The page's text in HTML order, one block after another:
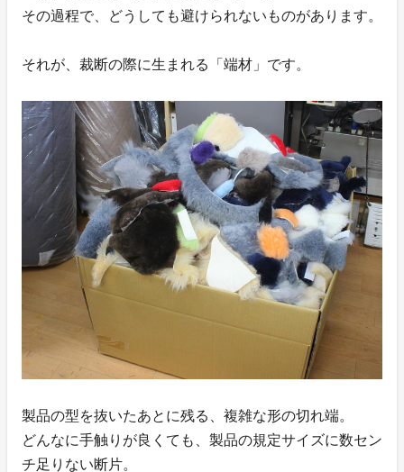
その過程で、どうしても避けられないものがあります。
それが、裁断の際に生まれる「端材」です。
製品の型を抜いたあとに残る、複雑な形の切れ端。
どんなに手触りが良くても、製品の規定サイズに数セン
チ足りない断片。